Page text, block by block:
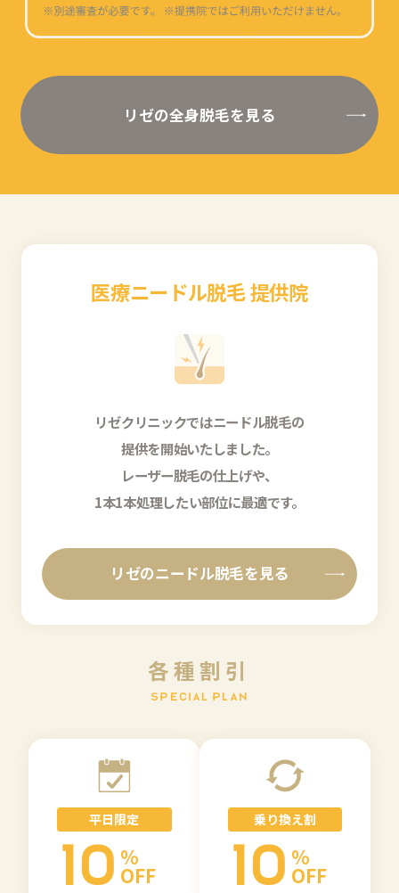
リゼの全身脱毛を見る
医療ニードル脱毛 提供院
リゼクリニックではニードル脱毛の
提供を開始いたしました。
レーザー脱毛の仕上げや、
1本1本処理したい部位に最適です。
リゼのニードル脱毛を見る
各種 割 引
SP E C A L P L A N
平日限定
10 %
OFF
乗り換え割
10 %
OFF